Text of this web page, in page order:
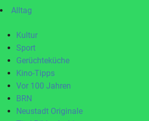
Alltag
Kultur
Sport
Gerüchteküche
Kino-Tipps
Vor 100 Jahren
BRN
Neustadt Originale